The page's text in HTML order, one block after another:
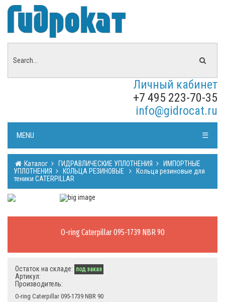
Личный кабинет
+7 495 223-70-35
info@gidrocat.ru
MENU ☰
Каталог ГИДРАВЛИЧЕСКИЕ УПЛОТНЕНИЯ
ИМПОРТНЫЕ
УПЛОТНЕНИЯ
КОЛЬЦА РЕЗИНОВЫЕ
Кольца резиновые для
теники CATERPILLAR
O-ring Caterpillar 095-1739 NBR 90
Остаток на складе: под заказ
Артикул:
Производитель:
O-ring Caterpillar 095-1739 NBR 90